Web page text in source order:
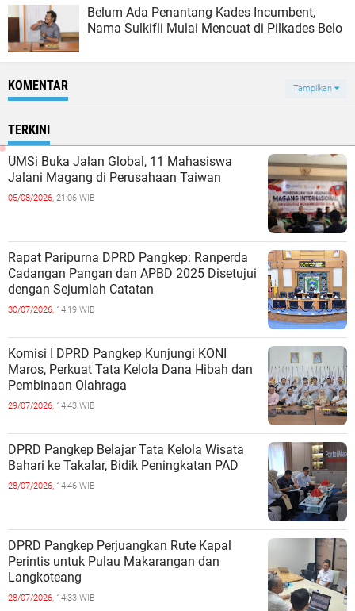
Belum Ada Penantang Kades Incumbent,
Nama Sulkifli Mulai Mencuat di Pilkades Belo
KOMENTAR Tampilkan
TERKINI
UMSi Buka Jalan Global, 11 Mahasiswa
Jalani Magang di Perusahaan Taiwan
05/08/2026, 21:06 WIB
Rapat Paripurna DPRD Pangkep: Ranperda
Cadangan Pangan dan APBD 2025 Disetujui
dengan Sejumlah Catatan
30/07/2026, 14:19 WIB
Komisi I DPRD Pangkep Kunjungi KONI
Maros, Perkuat Tata Kelola Dana Hibah dan
Pembinaan Olahraga
29/07/2026, 14:43 WIB
DPRD Pangkep Belajar Tata Kelola Wisata
Bahari ke Takalar, Bidik Peningkatan PAD
28/07/2026, 14:46 WIB
DPRD Pangkep Perjuangkan Rute Kapal
Perintis untuk Pulau Makarangan dan
Langkoteang
28/07/2026, 14:33 WIB